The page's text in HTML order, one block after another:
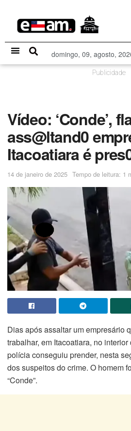
domingo, 09, agosto,
Publicidade
Vídeo: ‘Conde’,
ass@ltand0
Itacoatiara é
14 de janeiro de 2025 Tempo de leitura: 1
Dias após assaltar um empresário
trabalhar, em Itacoatiara, no
polícia conseguiu prender, nesta
dos suspeitos do crime. O homem
“Conde”.